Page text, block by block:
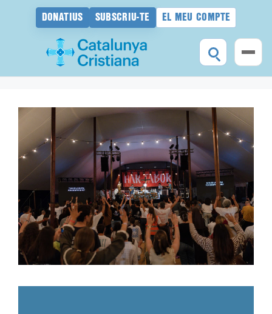
DONATIUS SUBSCRIU-TE EL MEU COMPTE